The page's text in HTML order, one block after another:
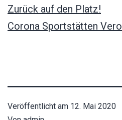
Zurück auf den Platz!
Corona Sportstätten
Veröffentlicht am 12. Mai 2020